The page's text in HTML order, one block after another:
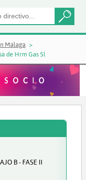
Málaga
de Hrm Gas Sl
B - FASE II